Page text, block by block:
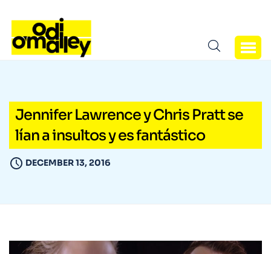
Jennifer Lawrence y Chris Pratt se
lían a insultos y es fantástico
DECEMBER 13, 2016